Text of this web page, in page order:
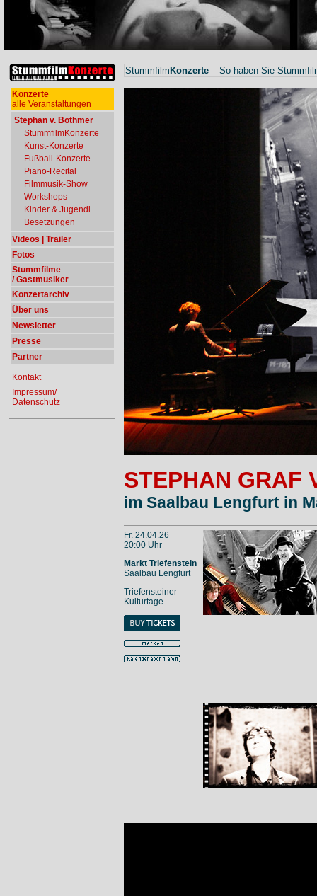
Konzerte
alle Veranstaltungen
Stephan v. Bothmer
StummfilmKonzerte
Kunst-Konzerte
Fußball-Konzerte
Piano-Recital
Filmmusik-Show
Workshops
Kinder & Jugendl.
Besetzungen
Videos | Trailer
Fotos
Stummfilme
/ Gastmusiker
Konzertarchiv
Über uns
Newsletter
Presse
Partner
Kontakt
Impressum/
Datenschutz
Stummfilm Konzerte– So haben Sie
STEPHAN GRAF
im Saalbau Lengfurt in
Fr. 24.04.26
20:00 Uhr
Markt Triefenstein
Saalbau Lengfurt
Triefensteiner
Kulturtage